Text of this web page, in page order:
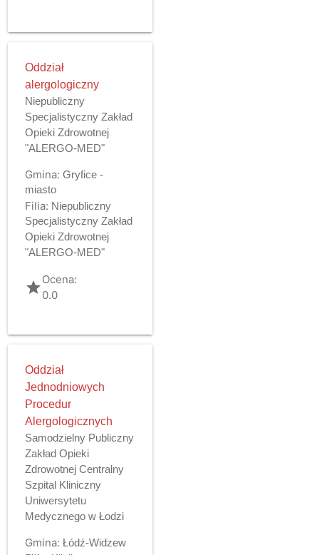
Oddział
alergologiczny
Niepubliczny
Specjalistyczny Zakład
Opieki Zdrowotnej
"ALERGO-MED"
Gmina: Gryfice -
miasto
Filia: Niepubliczny
Specjalistyczny Zakład
Opieki Zdrowotnej
"ALERGO-MED"
gradeOcena:
0.0
Oddział
Jednodniowych
Procedur
Alergologicznych
Samodzielny Publiczny
Zakład Opieki
Zdrowotnej Centralny
Szpital Kliniczny
Uniwersytetu
Medycznego w Łodzi
Gmina: Łódź-Widzew